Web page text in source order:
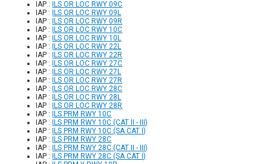
IAP :
ILS OR LOC RWY 09C
IAP :
ILS OR LOC RWY 09L
IAP :
ILS OR LOC RWY 09R
IAP :
ILS OR LOC RWY 10C
IAP :
ILS OR LOC RWY 10L
IAP :
ILS OR LOC RWY 22L
IAP :
ILS OR LOC RWY 22R
IAP :
ILS OR LOC RWY 27C
IAP :
ILS OR LOC RWY 27L
IAP :
ILS OR LOC RWY 27R
IAP :
ILS OR LOC RWY 28C
IAP :
ILS OR LOC RWY 28L
IAP :
ILS OR LOC RWY 28R
IAP :
ILS PRM RWY 10C
IAP :
ILS PRM RWY 10C (CAT II - III)
IAP :
ILS PRM RWY 10C (SA CAT I)
IAP :
ILS PRM RWY 28C
IAP :
ILS PRM RWY 28C (CAT II - III)
IAP :
ILS PRM RWY 28C (SA CAT I)